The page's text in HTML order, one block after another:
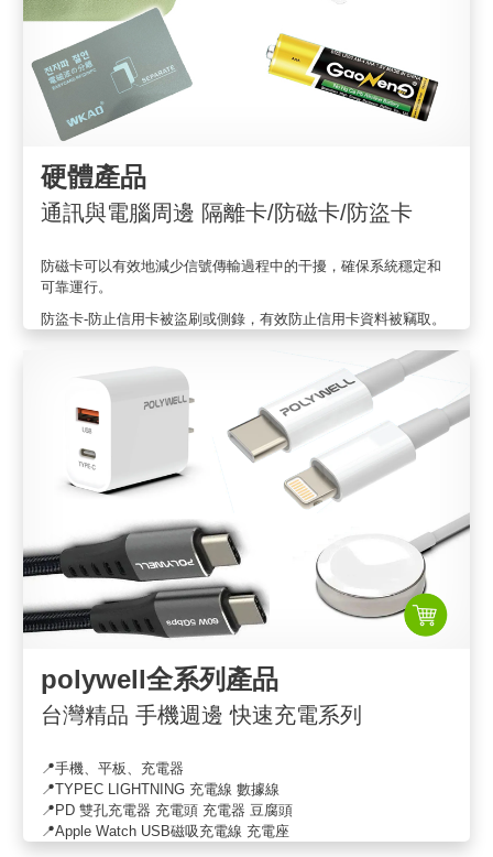
硬體產品
通訊與電腦周邊 隔離卡/防磁卡/防盜卡
防磁卡可以有效地減少信號傳輸過程中的干擾，確保系統穩定和
可靠運行。
防盜卡-防止信用卡被盜刷或側錄，有效防止信用卡資料被竊取。
polywell全系列產品
台灣精品 手機週邊 快速充電系列
📍手機、平板、充電器
📍TYPEC LIGHTNING 充電線 數據線
📍PD 雙孔充電器 充電頭 充電器 豆腐頭
📍Apple Watch USB磁吸充電線 充電座